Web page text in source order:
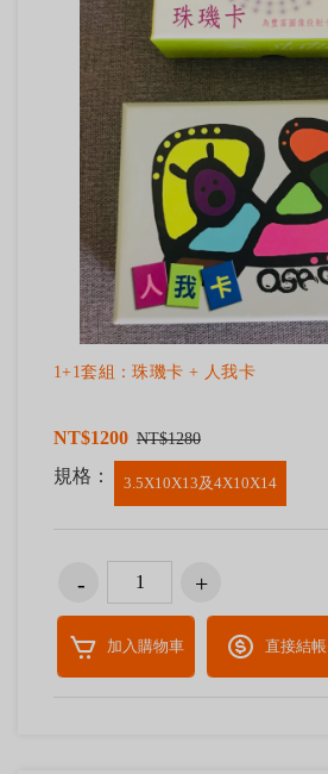
1+1套組：珠璣卡 + 人我卡
NT$1200 NT$1280
規格： 3.5X10X13及4X10X14
加入購物車 直接結帳